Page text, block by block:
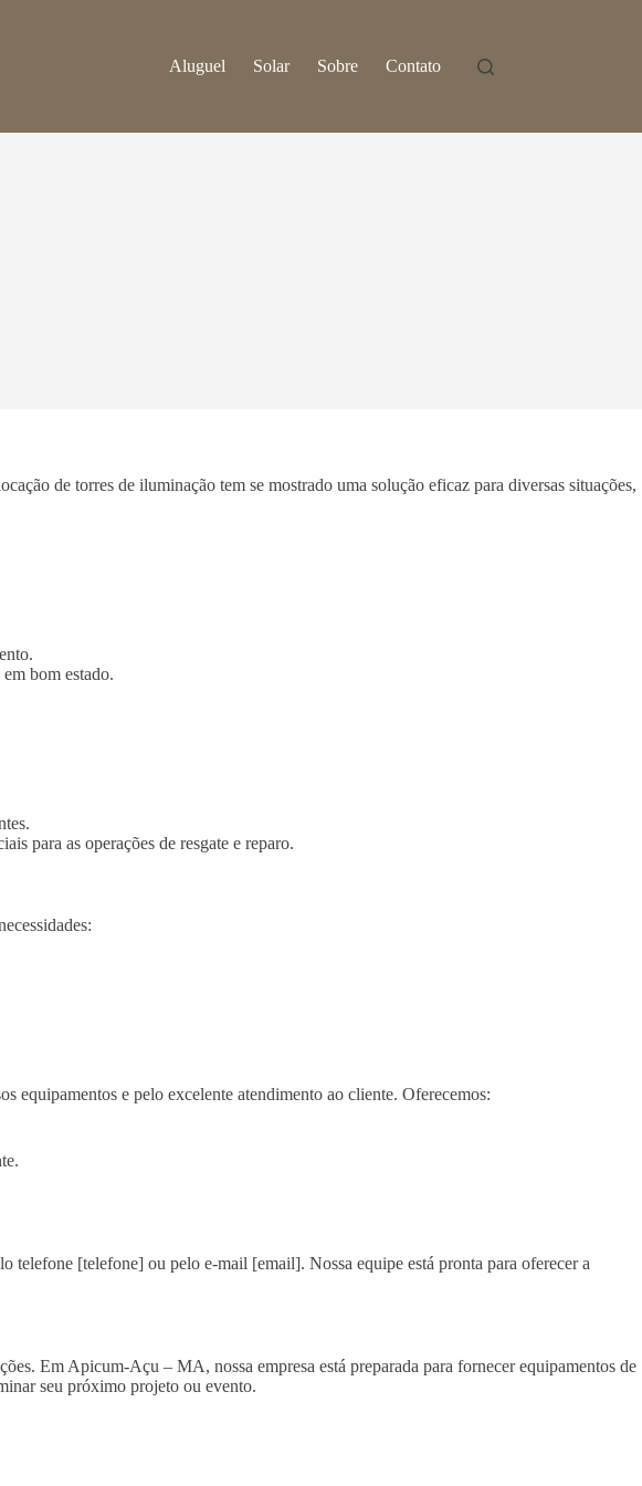
Aluguel Solar Sobre Contato
de torres de iluminação tem se mostrado uma solução eficaz para diversas situações,
bom estado.
para as operações de resgate e reparo.
equipamentos e pelo excelente atendimento ao cliente. Oferecemos:
[telefone] ou pelo e-mail [email]. Nossa equipe está pronta para oferecer a
Em Apicum-Açu – MA, nossa empresa está preparada para fornecer equipamentos de
seu próximo projeto ou evento.